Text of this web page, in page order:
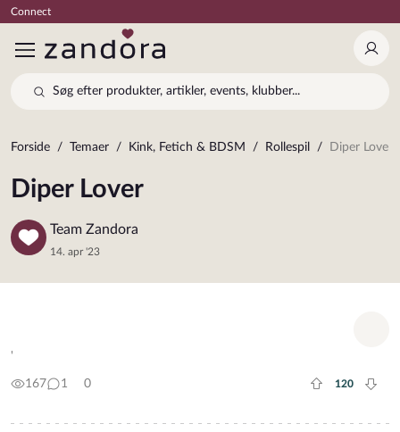
Connect
Log
Søg efter produkter, artikler, events, klubber...
Forside Temaer Kink, Fetich & BDSM Rollespil Diper Lover
Diper Lover
Team Zandora
14. apr '23
'
167 1 0
Plus rate
120